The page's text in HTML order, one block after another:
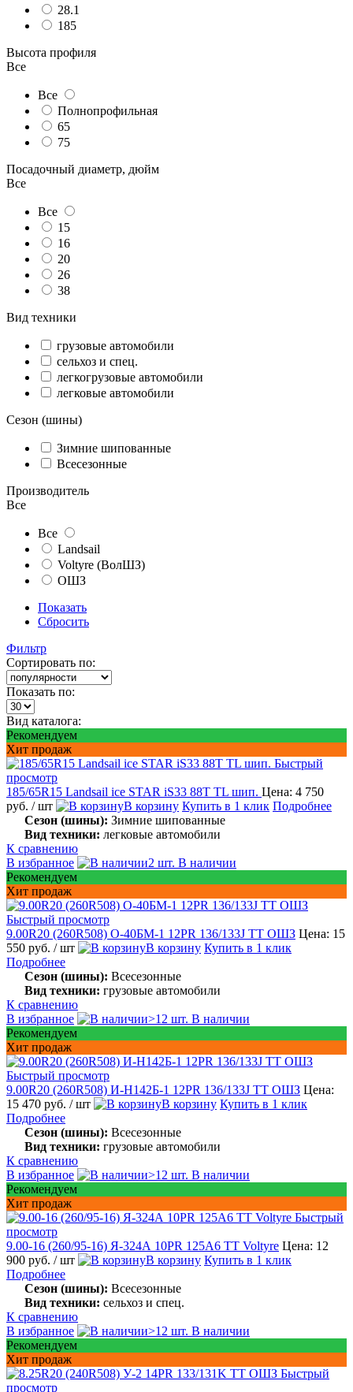
28.1
185
Высота профиля
Все
Все
Полнопрофильная
65
75
Посадочный диаметр, дюйм
Все
Все
15
16
20
26
38
Вид техники
грузовые автомобили
сельхоз и спец.
легкогрузовые автомобили
легковые автомобили
Сезон (шины)
Зимние шипованные
Всесезонные
Производитель
Все
Все
Landsail
Voltyre (ВолШЗ)
ОШЗ
Показать
Сбросить
Фильтр
Сортировать по:
Показать по:
Вид каталога:
Рекомендуем
Хит продаж
Быстрый
просмотр
185/65R15 Landsail ice STAR iS33 88T TL шип. Цена: 4 750
руб. / шт В корзину Купить в 1 клик Подробнее
Сезон (шины): Зимние шипованные
Вид техники: легковые автомобили
К сравнению
В избранное
2 шт. В наличии
Рекомендуем
Хит продаж
Быстрый просмотр
9.00R20 (260R508) О-40БМ-1 12PR 136/133J TT ОШЗ Цена: 15
550 руб. / шт В корзину Купить в 1 клик
Подробнее
Сезон (шины): Всесезонные
Вид техники: грузовые автомобили
К сравнению
В избранное
>12 шт. В наличии
Рекомендуем
Хит продаж
Быстрый просмотр
9.00R20 (260R508) И-Н142Б-1 12PR 136/133J TT ОШЗ Цена:
15 470 руб. / шт В корзину Купить в 1 клик
Подробнее
Сезон (шины): Всесезонные
Вид техники: грузовые автомобили
К сравнению
В избранное
>12 шт. В наличии
Рекомендуем
Хит продаж
Быстрый
просмотр
9.00-16 (260/95-16) Я-324А 10PR 125А6 TT Voltyre Цена: 12
900 руб. / шт В корзину Купить в 1 клик
Подробнее
Сезон (шины): Всесезонные
Вид техники: сельхоз и спец.
К сравнению
В избранное
>12 шт. В наличии
Рекомендуем
Хит продаж
Быстрый
просмотр